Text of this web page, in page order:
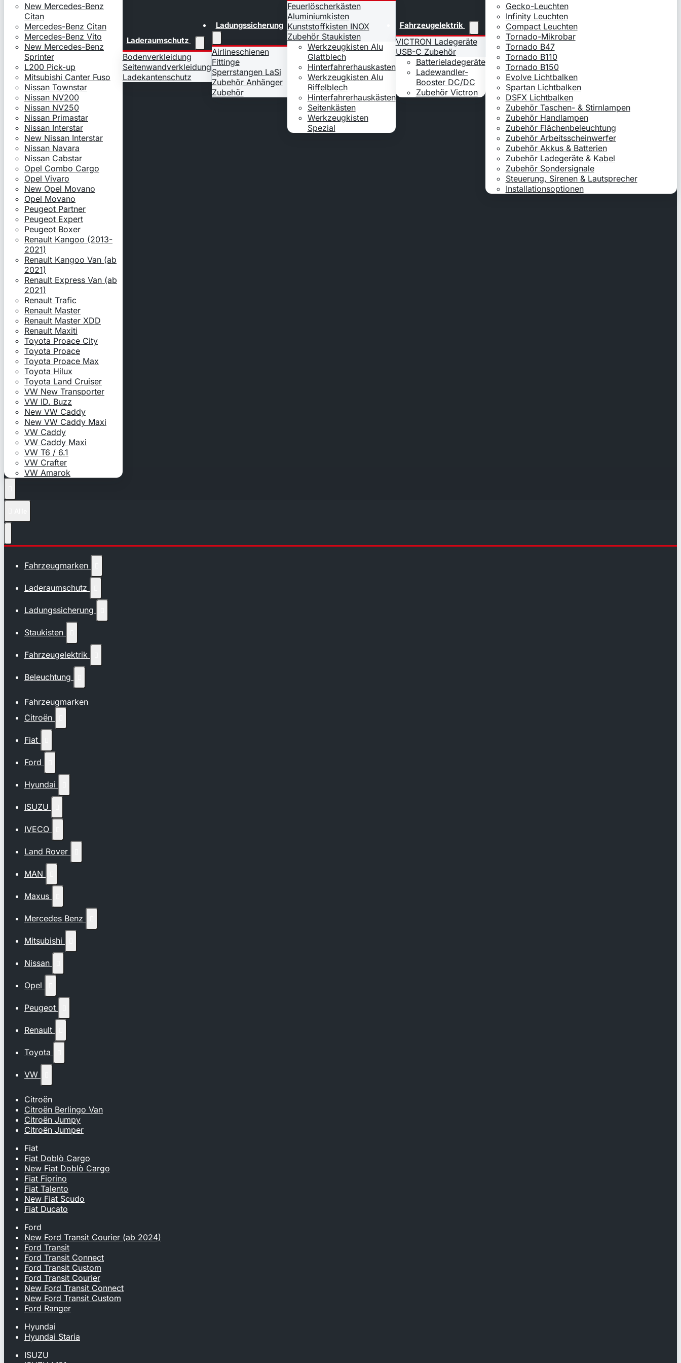
New Mercedes-Benz
Citan
Mercedes-Benz Citan
Mercedes-Benz Vito
New Mercedes-Benz
Sprinter
L200 Pick-up
Mitsubishi Canter Fuso
Nissan Townstar
Nissan NV200
Nissan NV250
Nissan Primastar
Nissan Interstar
New Nissan Interstar
Nissan Navara
Nissan Cabstar
Opel Combo Cargo
Opel Vivaro
New Opel Movano
Opel Movano
Peugeot Partner
Peugeot Expert
Peugeot Boxer
Renault Kangoo (2013-
2021)
Renault Kangoo Van (ab
2021)
Renault Express Van (ab
2021)
Renault Trafic
Renault Master
Renault Master XDD
Renault Maxiti
Toyota Proace City
Toyota Proace
Toyota Proace Max
Toyota Hilux
Toyota Land Cruiser
VW New Transporter
VW ID. Buzz
New VW Caddy
New VW Caddy Maxi
VW Caddy
VW Caddy Maxi
VW T6 / 6.1
VW Crafter
VW Amarok
Laderaumschutz
Bodenverkleidung
Seitenwandverkleidung
Ladekantenschutz
Ladungssicherung
Airlineschienen
Fittinge
Sperrstangen LaSi
Zubehör Anhänger
Zubehör
Feuerlöscherkästen
Aluminiumkisten
Kunststoffkisten INOX
Zubehör Staukisten
Werkzeugkisten Alu
Glattblech
Hinterfahrerhauskasten
Werkzeugkisten Alu
Riffelblech
Hinterfahrerhauskästen
Seitenkästen
Werkzeugkisten
Spezial
Fahrzeugelektrik
VICTRON Ladegeräte
USB-C Zubehör
Batterieladegeräte
Ladewandler-
Booster DC/DC
Zubehör Victron
Gecko-Leuchten
Infinity Leuchten
Compact Leuchten
Tornado-Mikrobar
Tornado B47
Tornado B110
Tornado B150
Evolve Lichtbalken
Spartan Lichtbalken
DSFX Lichtbalken
Zubehör Taschen- & Stirnlampen
Zubehör Handlampen
Zubehör Flächenbeleuchtung
Zubehör Arbeitsscheinwerfer
Zubehör Akkus & Batterien
Zubehör Ladegeräte & Kabel
Zubehör Sondersignale
Steuerung, Sirenen & Lautsprecher
Installationsoptionen
Fahrzeugmarken
Laderaumschutz
Ladungssicherung
Staukisten
Fahrzeugelektrik
Beleuchtung
Fahrzeugmarken
Citroën
Fiat
Ford
Hyundai
ISUZU
IVECO
Land Rover
MAN
Maxus
Mercedes Benz
Mitsubishi
Nissan
Opel
Peugeot
Renault
Toyota
VW
Citroën
Citroën Berlingo Van
Citroën Jumpy
Citroën Jumper
Fiat
Fiat Doblò Cargo
New Fiat Doblò Cargo
Fiat Fiorino
Fiat Talento
New Fiat Scudo
Fiat Ducato
Ford
New Ford Transit Courier (ab 2024)
Ford Transit
Ford Transit Connect
Ford Transit Custom
Ford Transit Courier
New Ford Transit Connect
New Ford Transit Custom
Ford Ranger
Hyundai
Hyundai Staria
ISUZU